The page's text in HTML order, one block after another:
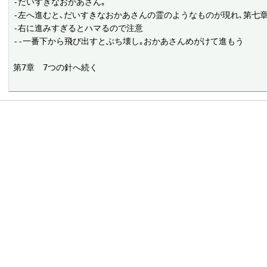
-左へ進むと､だいすきなおかあさんの霊のようなものが現れ､第七
-右に進みすぎるとハマるので注意
--一番下から飛び出すとぶち壊し｡おかあさんめがけて進もう